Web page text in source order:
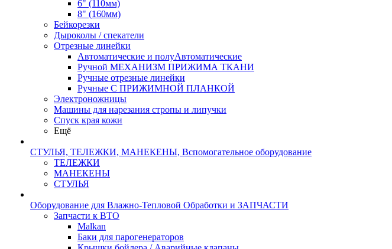
6" (110мм)
8" (160мм)
Бейкорезки
Дыроколы / спекатели
Отрезные линейки
Автоматические и полуАвтоматические
Ручной МЕХАНИЗМ ПРИЖИМА ТКАНИ
Ручные отрезные линейки
Ручные С ПРИЖИМНОЙ ПЛАНКОЙ
Электроножницы
Машины для нарезания стропы и липучки
Спуск края кожи
Ещё
СТУЛЬЯ, ТЕЛЕЖКИ, МАНЕКЕНЫ, Вспомогательное оборудование
ТЕЛЕЖКИ
МАНЕКЕНЫ
СТУЛЬЯ
Оборудование для Влажно-Тепловой Обработки и ЗАПЧАСТИ
Запчасти к ВТО
Malkan
Баки для парогенераторов